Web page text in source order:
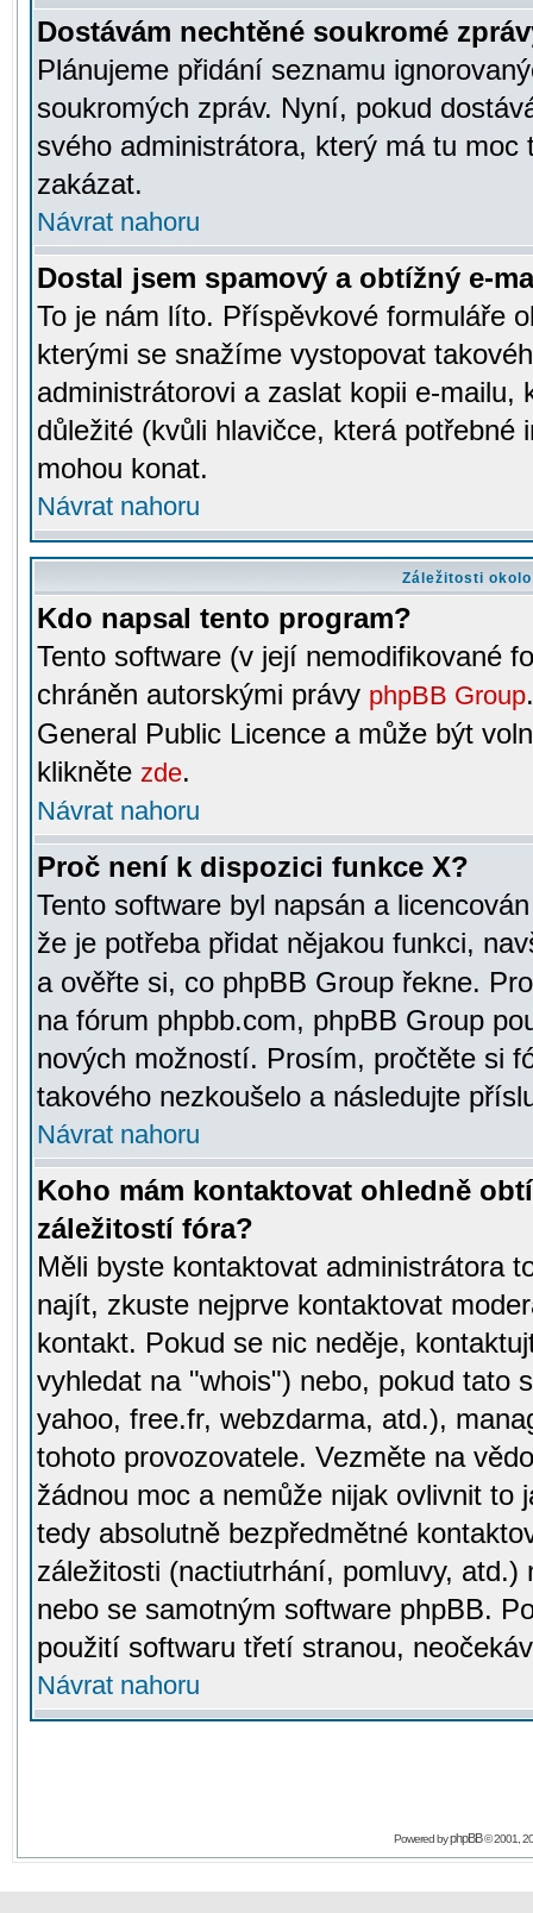
Dostávám nechtěné soukromé
Plánujeme přidání seznamu
soukromých zpráv. Nyní, pokud
svého administrátora, který má tu
zakázat.
Návrat nahoru
Dostal jsem spamový a obtížný e-
To je nám líto. Příspěvkové formuláře
kterými se snažíme vystopovat
administrátorovi a zaslat kopii e-mailu,
důležité (kvůli hlavičce, která potřebné
mohou konat.
Návrat nahoru
Záležitosti
Kdo napsal tento program?
Tento software (v její nemodifikované
chráněn autorskými právy phpBB Group
General Public Licence a může být
klikněte zde.
Návrat nahoru
Proč není k dispozici funkce X?
Tento software byl napsán a
že je potřeba přidat nějakou funkci,
a ověřte si, co phpBB Group řekne.
na fórum phpbb.com, phpBB Group
nových možností. Prosím, pročtěte si
takového nezkoušelo a následujte
Návrat nahoru
Koho mám kontaktovat ohledně
záležitostí fóra?
Měli byste kontaktovat administrátora
najít, zkuste nejprve kontaktovat
kontakt. Pokud se nic neděje,
vyhledat na "whois") nebo, pokud tato
yahoo, free.fr, webzdarma, atd.),
tohoto provozovatele. Vezměte na
žádnou moc a nemůže nijak ovlivnit to
tedy absolutně bezpředmětné
záležitosti (nactiutrhání, pomluvy,
nebo se samotným software phpBB.
použití softwaru třetí stranou,
Návrat nahoru
Powered byphpBB© 2001,